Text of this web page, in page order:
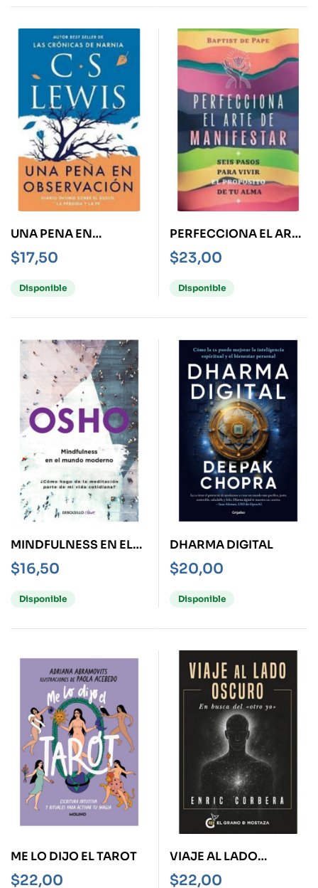
UNA PENA EN
OBSERVACIÓN
$17,50
Disponible
PERFECCIONA EL ARTE
DE MANIFESTAR
$23,00
Disponible
MINDFULNESS EN EL
MUNDO MODERNO
$16,50
Disponible
DHARMA DIGITAL
$20,00
Disponible
ME LO DIJO EL TAROT
$22,00
VIAJE AL LADO
OSCURO
$22,00